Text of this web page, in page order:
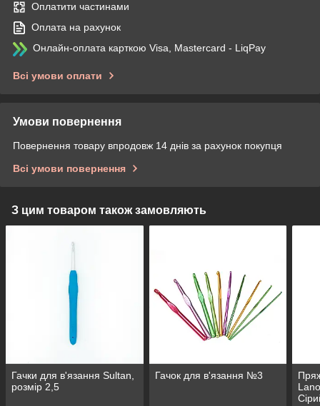
Оплатити частинами
Оплата на рахунок
Онлайн-оплата карткою Visa, Mastercard - LiqPay
Всі умови оплати
Умови повернення
Повернення товару впродовж 14 днів за рахунок покупця
Всі умови повернення
З цим товаром також замовляють
Гачки для в'язання Sultan,
розмір 2,5
Гачок для в'язання №3